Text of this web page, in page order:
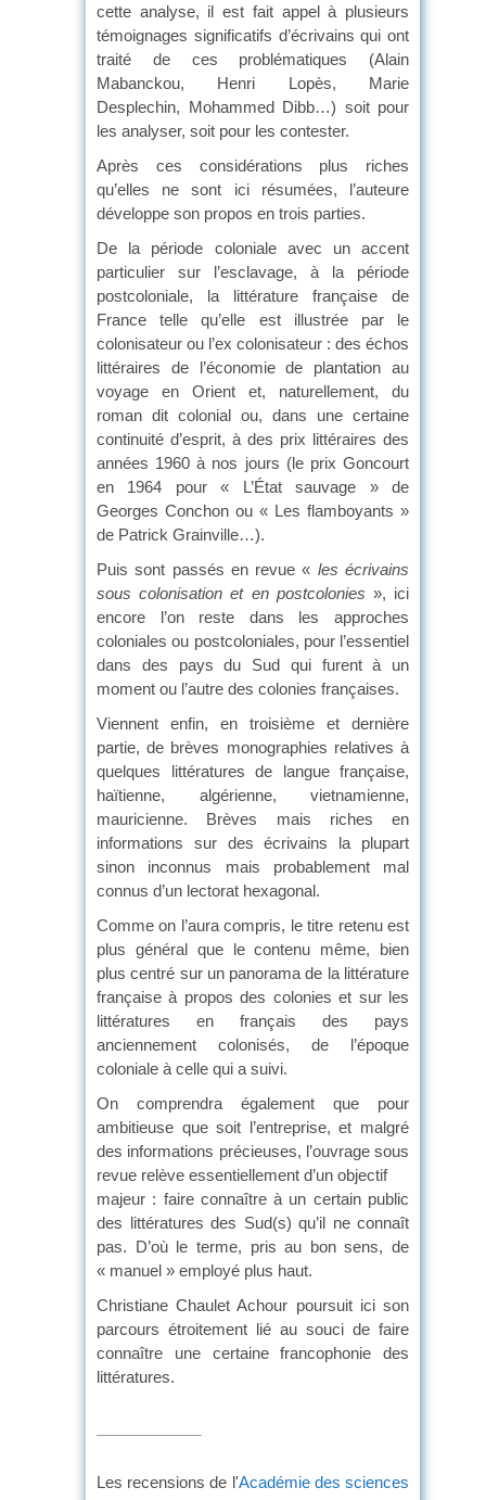
cette analyse, il est fait appel à plusieurs
témoignages significatifs d’écrivains qui ont
traité de ces problématiques (Alain
Mabanckou, Henri Lopès, Marie
Desplechin, Mohammed Dibb…) soit pour
les analyser, soit pour les contester.
Après ces considérations plus riches
qu’elles ne sont ici résumées, l’auteure
développe son propos en trois parties.
De la période coloniale avec un accent
particulier sur l’esclavage, à la période
postcoloniale, la littérature française de
France telle qu’elle est illustrée par le
colonisateur ou l’ex colonisateur : des échos
littéraires de l’économie de plantation au
voyage en Orient et, naturellement, du
roman dit colonial ou, dans une certaine
continuité d’esprit, à des prix littéraires des
années 1960 à nos jours (le prix Goncourt
en 1964 pour « L’État sauvage » de
Georges Conchon ou « Les flamboyants »
de Patrick Grainville…).
Puis sont passés en revue « les écrivains
sous colonisation et en postcolonies », ici
encore l’on reste dans les approches
coloniales ou postcoloniales, pour l’essentiel
dans des pays du Sud qui furent à un
moment ou l’autre des colonies françaises.
Viennent enfin, en troisième et dernière
partie, de brèves monographies relatives à
quelques littératures de langue française,
haïtienne, algérienne, vietnamienne,
mauricienne. Brèves mais riches en
informations sur des écrivains la plupart
sinon inconnus mais probablement mal
connus d’un lectorat hexagonal.
Comme on l’aura compris, le titre retenu est
plus général que le contenu même, bien
plus centré sur un panorama de la littérature
française à propos des colonies et sur les
littératures en français des pays
anciennement colonisés, de l’époque
coloniale à celle qui a suivi.
On comprendra également que pour
ambitieuse que soit l’entreprise, et malgré
des informations précieuses, l’ouvrage sous
revue relève essentiellement d’un objectif
majeur : faire connaître à un certain public
des littératures des Sud(s) qu’il ne connaît
pas. D’où le terme, pris au bon sens, de
« manuel » employé plus haut.
Christiane Chaulet Achour poursuit ici son
parcours étroitement lié au souci de faire
connaître une certaine francophonie des
littératures.
Les recensions de l'Académie des sciences